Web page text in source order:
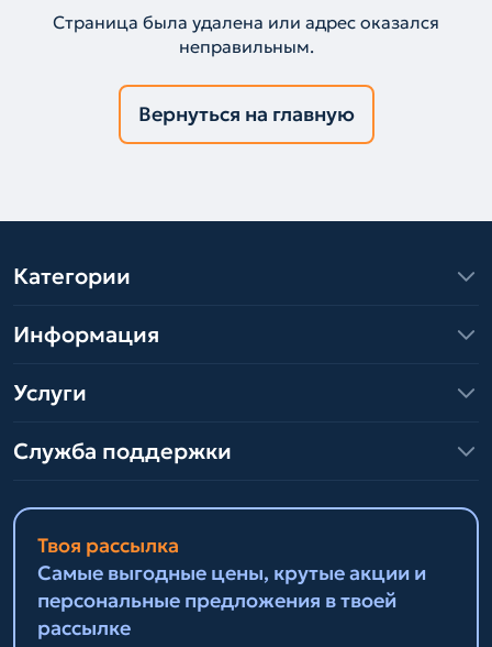
Страница была удалена или адрес оказался
неправильным.
Вернуться на главную
Категории
Информация
Услуги
Служба поддержки
Твоя рассылка
Самые выгодные цены, крутые акции и
персональные предложения в твоей
рассылке